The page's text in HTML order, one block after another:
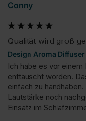
Conny
Qualität wird groß
Design Aroma
Ich habe es vor
enttäuscht worden.
einfach zu
Lautstärke noch
Einsatz im